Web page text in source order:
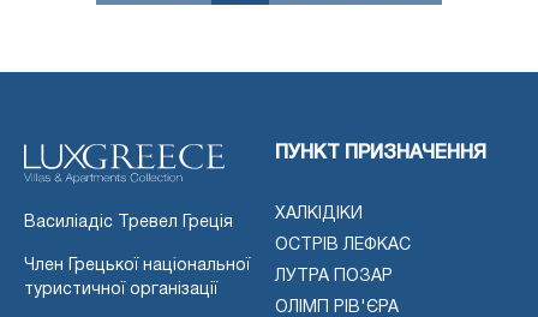
Василіадіс Тревел Греція
Член Грецької національної
туристичної організації
ПУНКТ ПРИЗНАЧЕННЯ
ХАЛКІДІКИ
ОСТРІВ ЛЕФКАС
ЛУТРА ПОЗАР
ОЛІМП РІВ'ЄРА